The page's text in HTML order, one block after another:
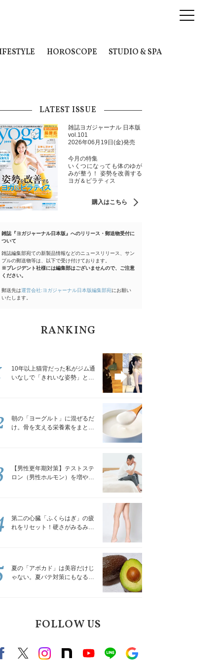
HOROSCOPE STUDIO & SPA
LATEST ISSUE
雑誌ヨガジャーナル 日本版
vol.101
2026年06月19日(金)発売
今月の特集
いくつになっても体のゆが
みが整う！ 姿勢を改善する
ヨガ＆ピラティス
購入はこちら
雑誌『ヨガジャーナル日本版』へのリリース・郵送物受付に
ついて
雑誌編集部宛ての新製品情報などのニュースリリース、サン
プルの郵送物等は、以下で受け付けております。
※プレジデント社様には編集部はございませんので、ご注意
ください。
郵送先は運営会社:ヨガジャーナル日本版編集部宛にお願い
いたします。
RANKING
10年以上猫背だった私がジム通
いなしで「きれいな姿勢」と褒
朝の「ヨーグルト」に混ぜるだ
け。骨を支える栄養素をまとめ
【男性更年期対策】テストステ
ロン（男性ホルモン）を増やす
第二の心臓「ふくらはぎ」の疲
れをリセット！硬さがみるみる
夏の「アボカド」は美容だけじ
ゃない。夏バテ対策にもなる意
FOLLOW US
FacebookX（旧twitter）
instagram
note Youtubeline